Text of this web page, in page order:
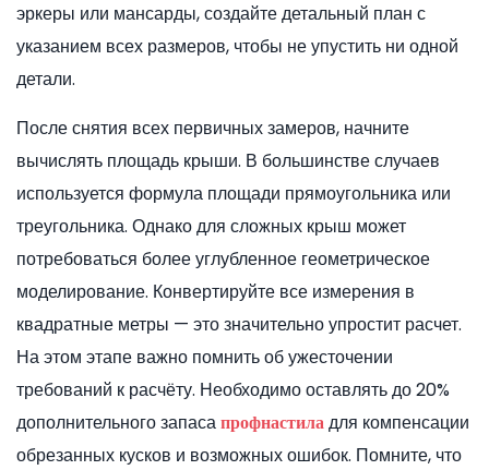
эркеры или мансарды, создайте детальный план с
указанием всех размеров, чтобы не упустить ни одной
детали.
После снятия всех первичных замеров, начните
вычислять площадь крыши. В большинстве случаев
используется формула площади прямоугольника или
треугольника. Однако для сложных крыш может
потребоваться более углубленное геометрическое
моделирование. Конвертируйте все измерения в
квадратные метры — это значительно упростит расчет.
На этом этапе важно помнить об ужесточении
требований к расчёту. Необходимо оставлять до 20%
дополнительного запасапрофнастиладля компенсации
обрезанных кусков и возможных ошибок. Помните, что